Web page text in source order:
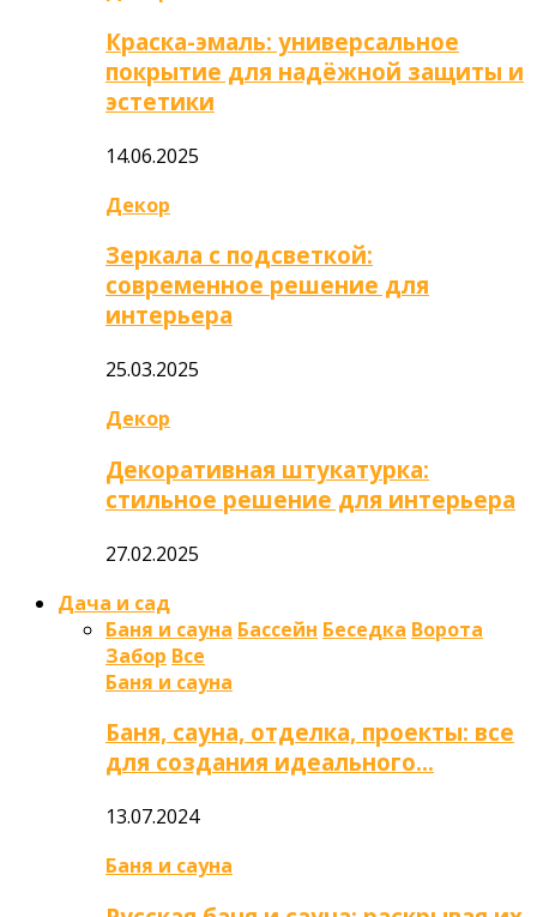
Краска-эмаль: универсальное
покрытие для надёжной защиты и
эстетики
14.06.2025
Декор
Зеркала с подсветкой:
современное решение для
интерьера
25.03.2025
Декор
Декоративная штукатурка:
стильное решение для интерьера
27.02.2025
Дача и сад
Баня и сауна Бассейн Беседка Ворота
Забор Все
Баня и сауна
Баня, сауна, отделка, проекты: все
для создания идеального…
13.07.2024
Баня и сауна